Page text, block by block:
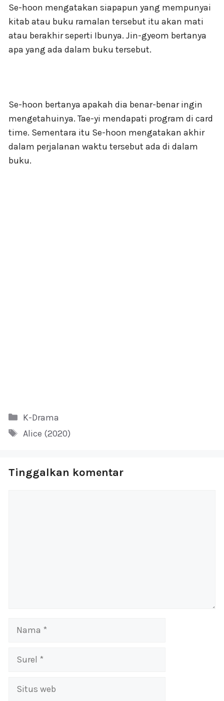
Se-hoon mengatakan siapapun yang mempunyai
kitab atau buku ramalan tersebut itu akan mati
atau berakhir seperti Ibunya. Jin-gyeom bertanya
apa yang ada dalam buku tersebut.
Se-hoon bertanya apakah dia benar-benar ingin
mengetahuinya. Tae-yi mendapati program di card
time. Sementara itu Se-hoon mengatakan akhir
dalam perjalanan waktu tersebut ada di dalam
buku.
Kategori
K-Drama
Tag
Alice (2020)
Tinggalkan komentar
Nama
Surel
Situs